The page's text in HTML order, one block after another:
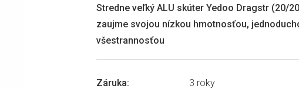
Záruka: 3 roky
Stredne veľký ALU skúter Yedoo Dragstr (20/
zaujme svojou nízkou hmotnosťou,
všestrannosťou
0,0
5
hviezdičiek.